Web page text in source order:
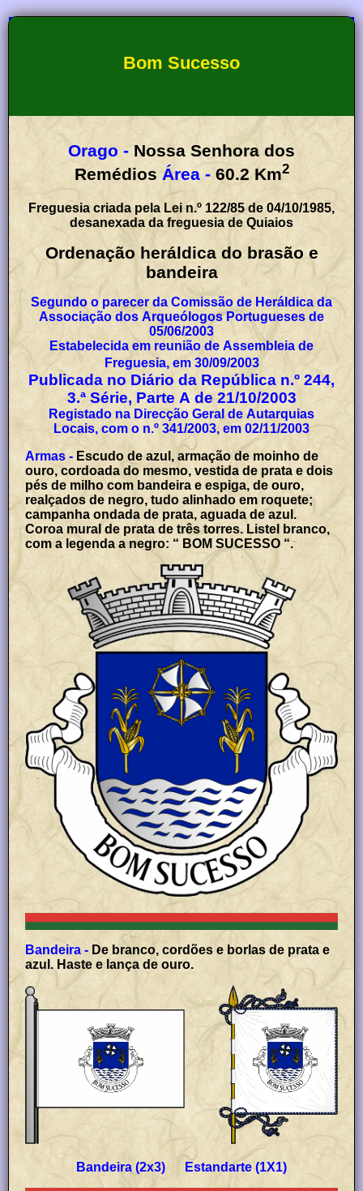
Bom Sucesso
Orago - Nossa Senhora dos
Remédios Área - 60.2 Km2
Freguesia criada pela Lei n.º 122/85 de 04/10/1985,
desanexada da freguesia de Quiaios
Ordenação heráldica do brasão e
bandeira
Segundo o parecer da Comissão de Heráldica da
Associação dos Arqueólogos Portugueses de
05/06/2003
Estabelecida em reunião de Assembleia de
Freguesia, em 30/09/2003
Publicada no Diário da República n.º 244,
3.ª Série, Parte A de 21/10/2003
Registado na Direcção Geral de Autarquias
Locais, com o n.º 341/2003, em 02/11/2003
Armas - Escudo de azul, armação de moinho de
ouro, cordoada do mesmo, vestida de prata e dois
pés de milho com bandeira e espiga, de ouro,
realçados de negro, tudo alinhado em roquete;
campanha ondada de prata, aguada de azul.
Coroa mural de prata de três torres. Listel branco,
com a legenda a negro: “ BOM SUCESSO “.
Bandeira - De branco, cordões e borlas de prata e
azul. Haste e lança de ouro.
Bandeira (2x3) Estandarte (1X1)